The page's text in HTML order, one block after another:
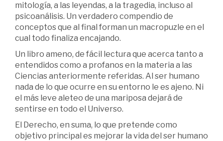
mitología, a las leyendas, a la tragedia, incluso al
psicoanálisis. Un verdadero compendio de
conceptos que al final forman un macropuzle en el
cual todo finaliza encajando.
Un libro ameno, de fácil lectura que acerca tanto a
entendidos como a profanos en la materia a las
Ciencias anteriormente referidas. Al ser humano
nada de lo que ocurre en su entorno le es ajeno. Ni
el más leve aleteo de una mariposa dejará de
sentirse en todo el Universo.
El Derecho, en suma, lo que pretende como
objetivo principal es mejorar la vida del ser humano